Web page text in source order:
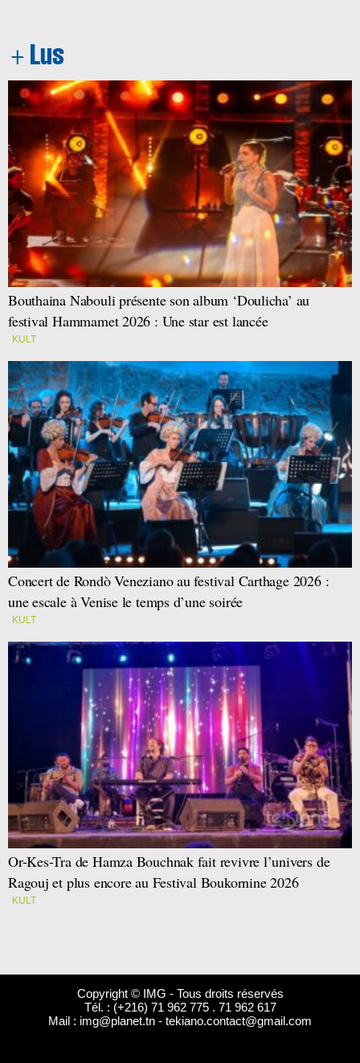
Bouthaina Nabouli présente son album ‘Doulicha’ au
festival Hammamet 2026 : Une star est lancée
KULT
Concert de Rondò Veneziano au festival Carthage 2026 :
une escale à Venise le temps d’une soirée
KULT
Or-Kes-Tra de Hamza Bouchnak fait revivre l’univers de
Ragouj et plus encore au Festival Boukornine 2026
KULT
Copyright © IMG - Tous droits réservés
Tél. : (+216) 71 962 775 . 71 962 617
Mail : img@planet.tn - tekiano.contact@gmail.com